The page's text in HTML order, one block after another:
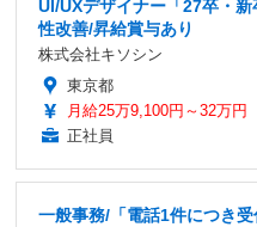
UI/UXデザイナー「27卒・
性改善/昇給賞与あり
株式会社キソシン
東京都
月給25万9,100円～32万円
正社員
一般事務/「電話1件につき